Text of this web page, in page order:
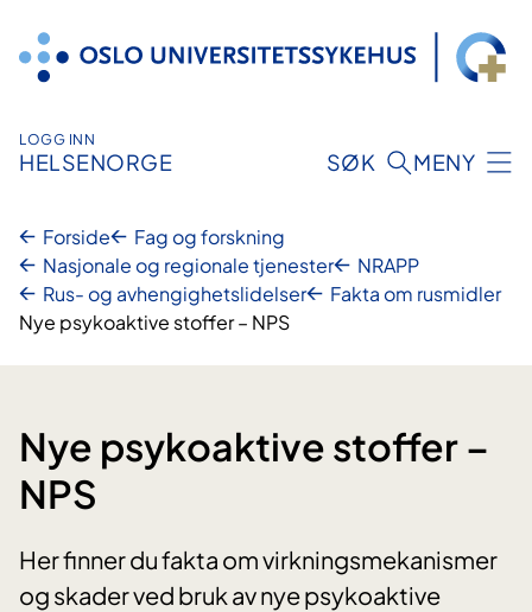
innhold
LOGG INN
HELSENORGE SØK MENY
Forside
Fag og forskning
Nasjonale og regionale tjenester
NRAPP
Rus- og avhengighetslidelser
Fakta om rusmidler
Nye psykoaktive stoffer – NPS
Nye psykoaktive stoffer –
NPS
Her finner du fakta om virkningsmekanismer
og skader ved bruk av nye psykoaktive